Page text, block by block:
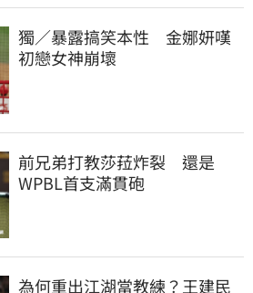
獨／暴露搞笑本性　金娜妍嘆
初戀女神崩壞
前兄弟打教莎菈炸裂　還是
WPBL首支滿貫砲
為何重出江湖當教練？王建民